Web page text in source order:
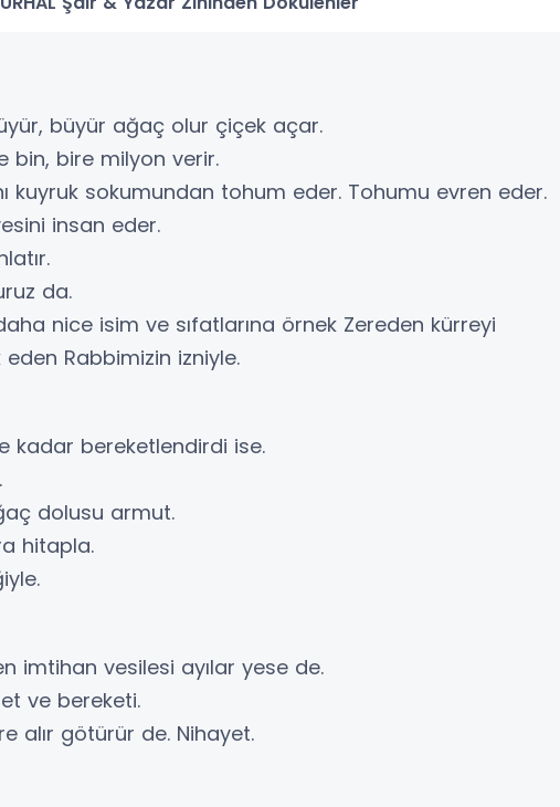
büyür ağaç olur çiçek açar.
bin, bire milyon verir.
kuyruk sokumundan tohum eder. Tohumu evren eder.
insan eder.
da.
daha nice isim ve sıfatlarına örnek Zereden kürreyi
Rabbimizin izniyle.
kadar bereketlendirdi ise.
dolusu armut.
hitapla.
imtihan vesilesi ayılar yese de.
ve bereketi.
alır götürür de. Nihayet.